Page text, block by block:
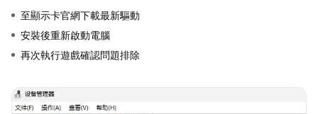
至顯示卡官網下載最新驅動
安裝後重新啟動電腦
再次執行遊戲確認問題排除